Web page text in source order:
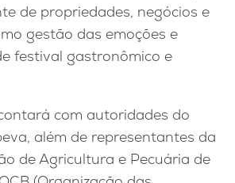
de propriedades, negócios e
gestão das emoções e
festival gastronômico e
com autoridades do
além de representantes da
de Agricultura e Pecuária de